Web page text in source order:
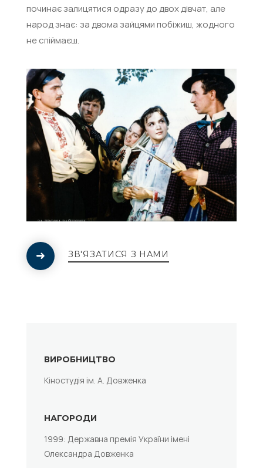
починає залицятися одразу до двох дівчат, але
народ знає: за двома зайцями побіжиш, жодного
не спіймаєш.
ЗВ'ЯЗАТИСЯ З НАМИ
ВИРОБНИЦТВО
Кіностудія ім. А. Довженка
НАГОРОДИ
1999: Державна премія України імені
Олександра Довженка